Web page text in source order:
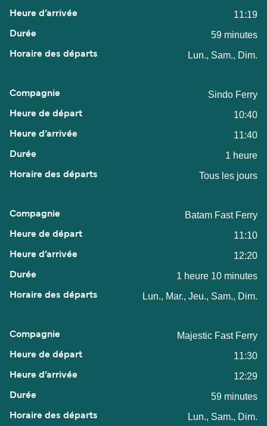
11:19
59 minutes
Lun., Sam., Dim.
Sindo Ferry
10:40
11:40
1 heure
Tous les jours
Batam Fast Ferry
11:10
12:20
1 heure 10 minutes
Lun., Mar., Jeu., Sam., Dim.
Majestic Fast Ferry
11:30
12:29
59 minutes
Lun., Sam., Dim.